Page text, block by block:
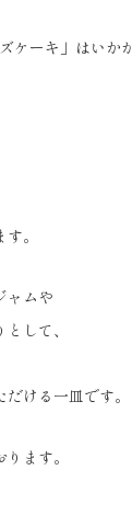
ケーキ」はいか
。
ャムや
して、
ける一皿です。
ます。